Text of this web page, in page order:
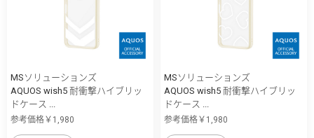
MSソリューションズ
AQUOS wish5 耐衝撃ハイブリッ
ドケース ...
参考価格￥1,980
MSソリューションズ
AQUOS wish5 耐衝撃ハイブリッ
ドケース ...
参考価格￥1,980